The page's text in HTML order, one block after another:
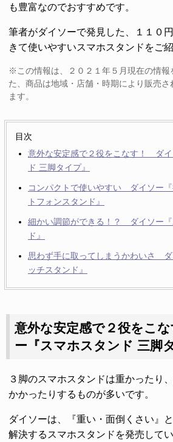
も豊富なのでおすすめです。
筆者がダイソーで発見した、１１０
きて使いやすいスマホスタンドをご
※この情報は、２０２１年５月現在の情報
た、商品は地域・店舗・時期により販売さ
ます。
目次
意外な安定感で２役をこなす！ ダ
ド 三脚タイプ』
コンパクトで使いやすい ダイソー
トフォンスタンド』
細かい調節ができる！？ ダイソー
ド』
思わず手に取ってしまうかわいさ ダ
ッチスタンド』
意外な安定感で２役をこ
ー『スマホスタンド 三脚
３脚のスマホスタンドは重かったり
かかったりするものが多いです。
ダイソーは、『重い・面倒くさい』
解決するスマホスタンドを発売してい